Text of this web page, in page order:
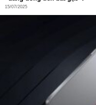
Hệ thống động cơ tốc
giúp tối ưu luồng gió và
Nhờ đó robot có thể làm
Sàn gạch
15/07/2025